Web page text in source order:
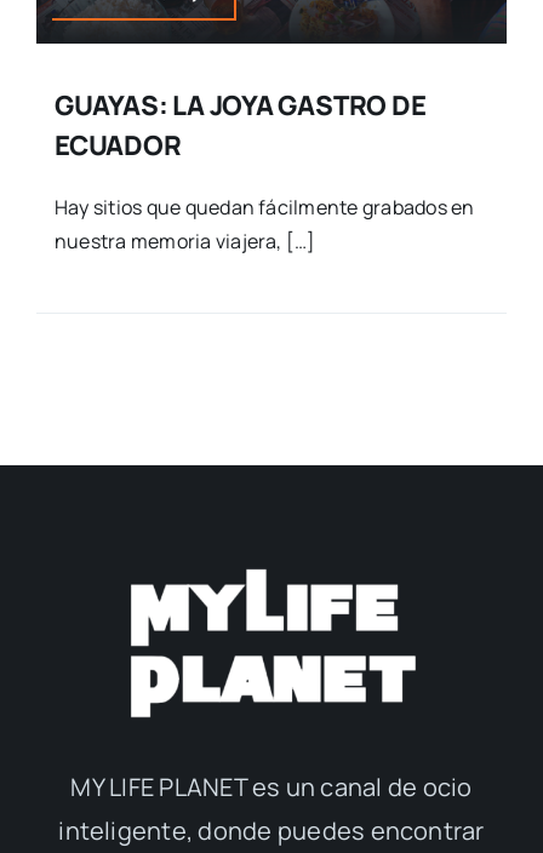
GUAYAS: LA JOYA GASTRO DE
ECUADOR
Hay sitios que quedan fácilmente grabados en
nuestra memoria viajera, […]
MY LIFE PLANET es un canal de ocio
inteligente, donde puedes encontrar